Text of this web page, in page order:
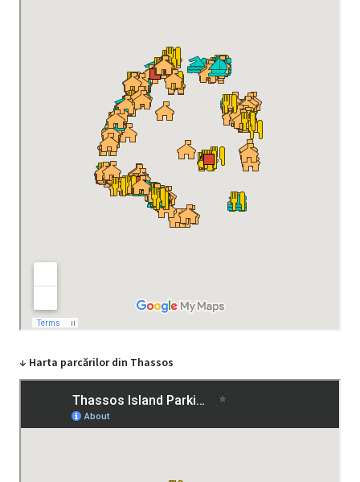
↓ Harta parcărilor din Thassos